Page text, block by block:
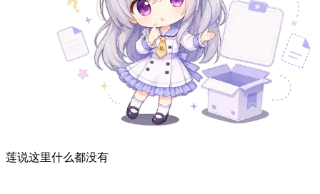
莲说这里什么都没有